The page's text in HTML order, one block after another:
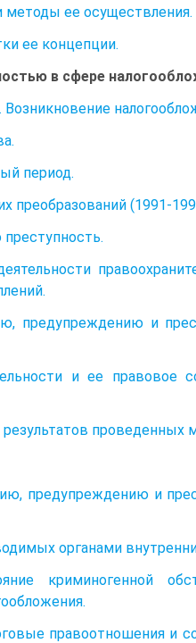
методы ее осуществления.
ее концепции.
в сфере
период.
преобразований (1991-
предупреждению и
и ее правовое
проведенных
предупреждению и
органами
криминогенной
правоотношения и